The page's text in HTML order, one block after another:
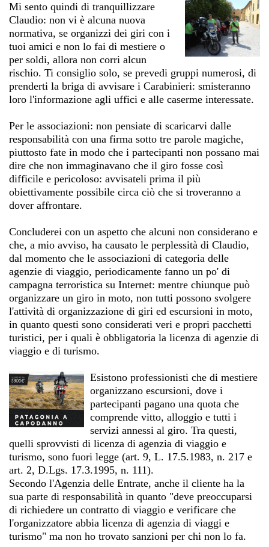
Mi sento quindi di tranquillizzare
Claudio: non vi è alcuna nuova
normativa, se organizzi dei giri con i
tuoi amici e non lo fai di mestiere o
per soldi, allora non corri alcun
rischio. Ti consiglio solo, se prevedi gruppi numerosi, di
prenderti la briga di avvisare i Carabinieri: smisteranno
loro l'informazione agli uffici e alle caserme interessate.
Per le associazioni: non pensiate di scaricarvi dalle
responsabilità con una firma sotto tre parole magiche,
piuttosto fate in modo che i partecipanti non possano mai
dire che non immaginavano che il giro fosse così
difficile e pericoloso: avvisateli prima il più
obiettivamente possibile circa ciò che si troveranno a
dover affrontare.
Concluderei con un aspetto che alcuni non considerano e
che, a mio avviso, ha causato le perplessità di Claudio,
dal momento che le associazioni di categoria delle
agenzie di viaggio, periodicamente fanno un po' di
campagna terroristica su Internet: mentre chiunque può
organizzare un giro in moto, non tutti possono svolgere
l'attività di organizzazione di giri ed escursioni in moto,
in quanto questi sono considerati veri e propri pacchetti
turistici, per i quali è obbligatoria la licenza di agenzie di
viaggio e di turismo.
Esistono professionisti che di mestiere
organizzano escursioni, dove i
partecipanti pagano una quota che
comprende vitto, alloggio e tutti i
servizi annessi al giro. Tra questi,
quelli sprovvisti di licenza di agenzia di viaggio e
turismo, sono fuori legge (art. 9, L. 17.5.1983, n. 217 e
art. 2, D.Lgs. 17.3.1995, n. 111).
Secondo l'Agenzia delle Entrate, anche il cliente ha la
sua parte di responsabilità in quanto "deve preoccuparsi
di richiedere un contratto di viaggio e verificare che
l'organizzatore abbia licenza di agenzia di viaggi e
turismo" ma non ho trovato sanzioni per chi non lo fa.